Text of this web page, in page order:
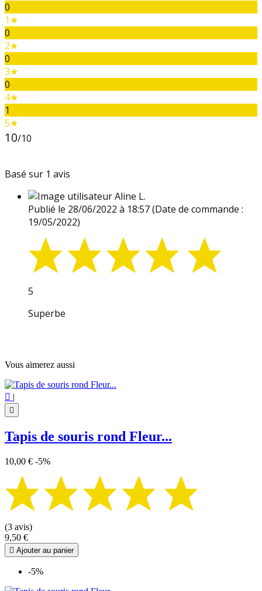
0
1★
0
2★
0
3★
0
4★
1
5★
10/10
Basé sur 1 avis
Aline L.
Publié le 28/06/2022 à 18:57(Date de commande :
19/05/2022)
5
Superbe
Vous aimerez aussi
 |

Tapis de souris rond Fleur...
10,00 € -5%
(3 avis)
9,50 €
 Ajouter au panier
-5%